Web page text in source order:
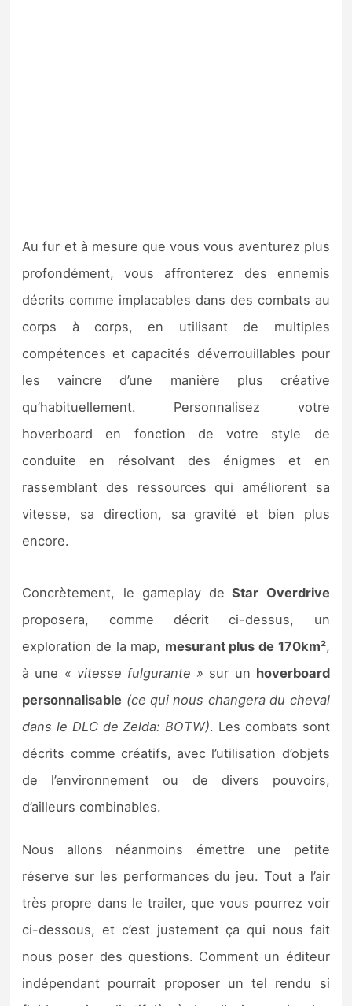
Au fur et à mesure que vous vous aventurez plus
profondément, vous affronterez des ennemis
décrits comme implacables dans des combats au
corps à corps, en utilisant de multiples
compétences et capacités déverrouillables pour
les vaincre d’une manière plus créative
qu’habituellement. Personnalisez votre
hoverboard en fonction de votre style de
conduite en résolvant des énigmes et en
rassemblant des ressources qui améliorent sa
vitesse, sa direction, sa gravité et bien plus
encore.
Concrètement, le gameplay de Star Overdrive
proposera, comme décrit ci-dessus, un
exploration de la map, mesurant plus de 170km²,
à une « vitesse fulgurante » sur un hoverboard
personnalisable (ce qui nous changera du cheval
dans le DLC de Zelda: BOTW). Les combats sont
décrits comme créatifs, avec l’utilisation d’objets
de l’environnement ou de divers pouvoirs,
d’ailleurs combinables.
Nous allons néanmoins émettre une petite
réserve sur les performances du jeu. Tout a l’air
très propre dans le trailer, que vous pourrez voir
ci-dessous, et c’est justement ça qui nous fait
nous poser des questions. Comment un éditeur
indépendant pourrait proposer un tel rendu si